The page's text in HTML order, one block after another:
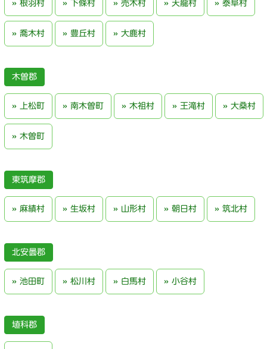
根羽村 下條村 売木村 天龍村 泰阜村
喬木村 豊丘村 大鹿村
木曽郡
上松町 南木曽町 木祖村 王滝村 大桑村
木曽町
東筑摩郡
麻績村 生坂村 山形村 朝日村 筑北村
北安曇郡
池田町 松川村 白馬村 小谷村
埴科郡